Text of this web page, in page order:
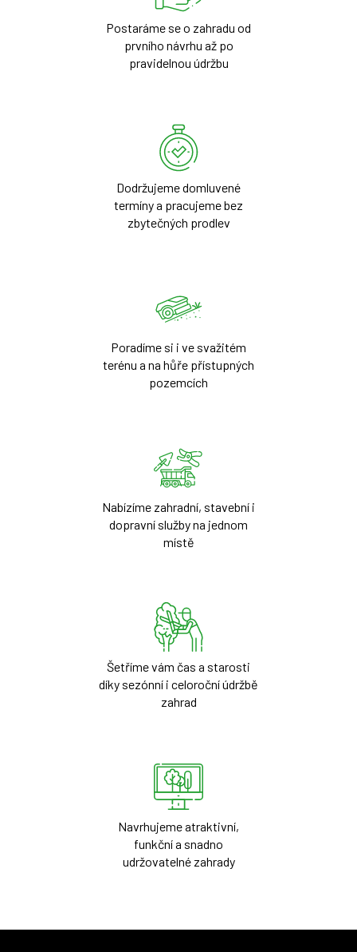
Postaráme se o zahradu od
prvního návrhu až po
pravidelnou údržbu
Dodržujeme domluvené
termíny a pracujeme bez
zbytečných prodlev
Poradíme si i ve svažitém
terénu a na hůře přístupných
pozemcích
Nabízíme zahradní, stavební i
dopravní služby na jednom
místě
Šetříme vám čas a starosti
díky sezónní i celoroční údržbě
zahrad
Navrhujeme atraktivní,
funkční a snadno
udržovatelné zahrady